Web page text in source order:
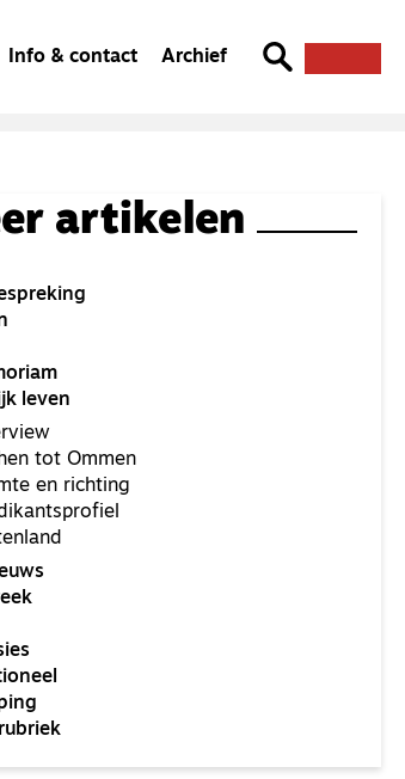
Info & contact Archief
artikelen
leven
tot Ommen
en richting